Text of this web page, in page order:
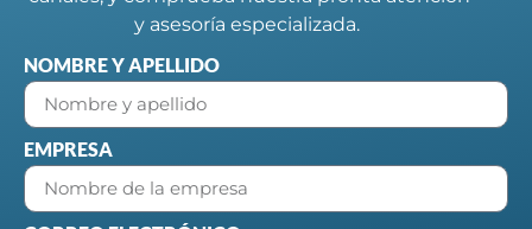
y asesoría especializada.
NOMBRE Y APELLIDO
EMPRESA